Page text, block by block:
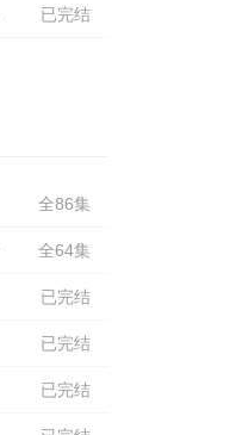
已完结
全86集
全64集
已完结
已完结
已完结